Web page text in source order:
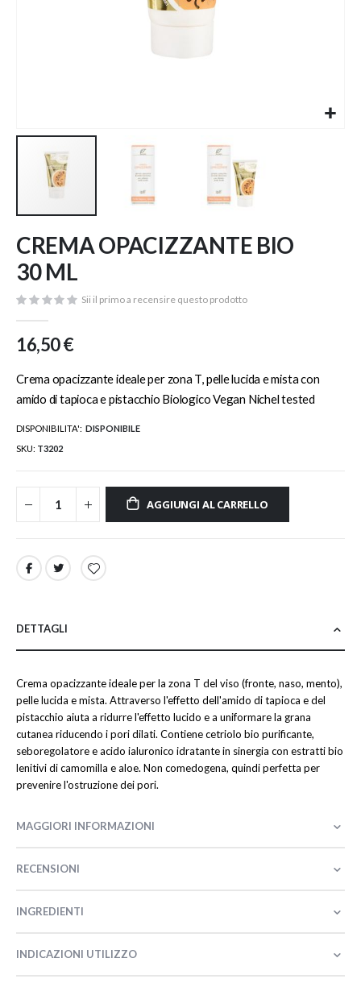
all'inizio
della
galleria
immagini
CREMA OPACIZZANTE BIO
30 ML
Sii il primo a recensire questo prodotto
16,50 €
Crema opacizzante ideale per zona T, pelle lucida e mista con
amido di tapioca e pistacchio Biologico Vegan Nichel tested
DISPONIBILITA': DISPONIBILE
SKU T3202
AGGIUNGI AL CARRELLO
DETTAGLI
Crema opacizzante ideale per la zona T del viso (fronte, naso, mento),
pelle lucida e mista. Attraverso l'effetto dell'amido di tapioca e del
pistacchio aiuta a ridurre l'effetto lucido e a uniformare la grana
cutanea riducendo i pori dilati. Contiene cetriolo bio purificante,
seboregolatore e acido ialuronico idratante in sinergia con estratti bio
lenitivi di camomilla e aloe. Non comedogena, quindi perfetta per
prevenire l'ostruzione dei pori.
MAGGIORI INFORMAZIONI
RECENSIONI
INGREDIENTI
INDICAZIONI UTILIZZO